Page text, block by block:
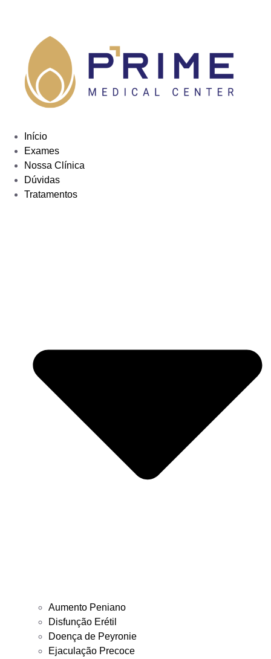
Início
Exames
Nossa Clínica
Dúvidas
Tratamentos
Aumento Peniano
Disfunção Erétil
Doença de Peyronie
Ejaculação Precoce